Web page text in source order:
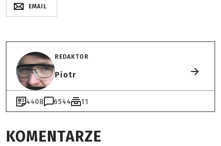
EMAIL
REDAKTOR
Piotr
4408 6544 11
KOMENTARZE